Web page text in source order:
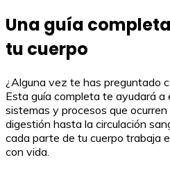
Una guía
tu cuerpo
¿Alguna vez te has preguntado
Esta guía completa te ayudará
sistemas y procesos que
digestión hasta la circulación
cada parte de tu cuerpo trabaja
con vida.